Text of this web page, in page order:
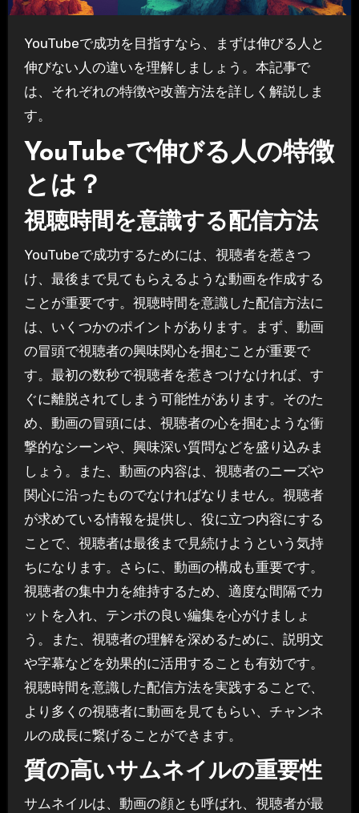
YouTubeで成功を目指すなら、まずは伸びる人と
伸びない人の違いを理解しましょう。本記事で
は、それぞれの特徴や改善方法を詳しく解説しま
す。
YouTubeで伸びる人の特徴
とは？
視聴時間を意識する配信方法
YouTubeで成功するためには、視聴者を惹きつ
け、最後まで見てもらえるような動画を作成する
ことが重要です。視聴時間を意識した配信方法に
は、いくつかのポイントがあります。まず、動画
の冒頭で視聴者の興味関心を掴むことが重要で
す。最初の数秒で視聴者を惹きつけなければ、す
ぐに離脱されてしまう可能性があります。そのた
め、動画の冒頭には、視聴者の心を掴むような衝
撃的なシーンや、興味深い質問などを盛り込みま
しょう。また、動画の内容は、視聴者のニーズや
関心に沿ったものでなければなりません。視聴者
が求めている情報を提供し、役に立つ内容にする
ことで、視聴者は最後まで見続けようという気持
ちになります。さらに、動画の構成も重要です。
視聴者の集中力を維持するため、適度な間隔でカ
ットを入れ、テンポの良い編集を心がけましょ
う。また、視聴者の理解を深めるために、説明文
や字幕などを効果的に活用することも有効です。
視聴時間を意識した配信方法を実践することで、
より多くの視聴者に動画を見てもらい、チャンネ
ルの成長に繋げることができます。
質の高いサムネイルの重要性
サムネイルは、動画の顔とも呼ばれ、視聴者が最